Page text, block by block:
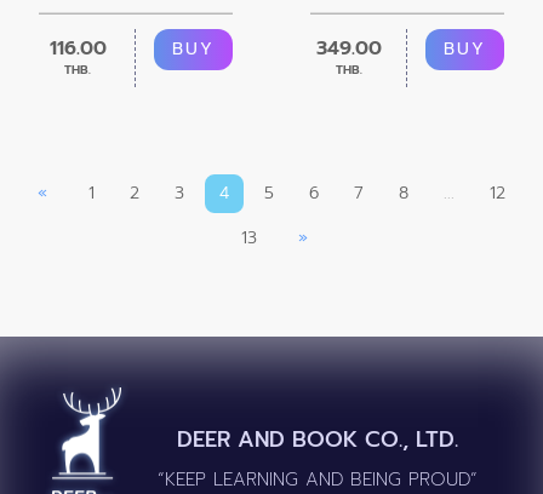
116.00
THB.
BUY 349.00
THB.
BUY
« 1 2 3 4 5 6 7 8 ...
12
13
»
DEER AND BOOK CO., LTD.
“KEEP LEARNING AND BEING PROUD”